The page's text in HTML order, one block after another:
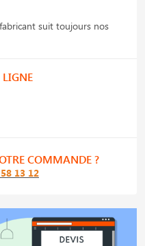
suit toujours nos
LIGNE
COMMANDE ?
13 12